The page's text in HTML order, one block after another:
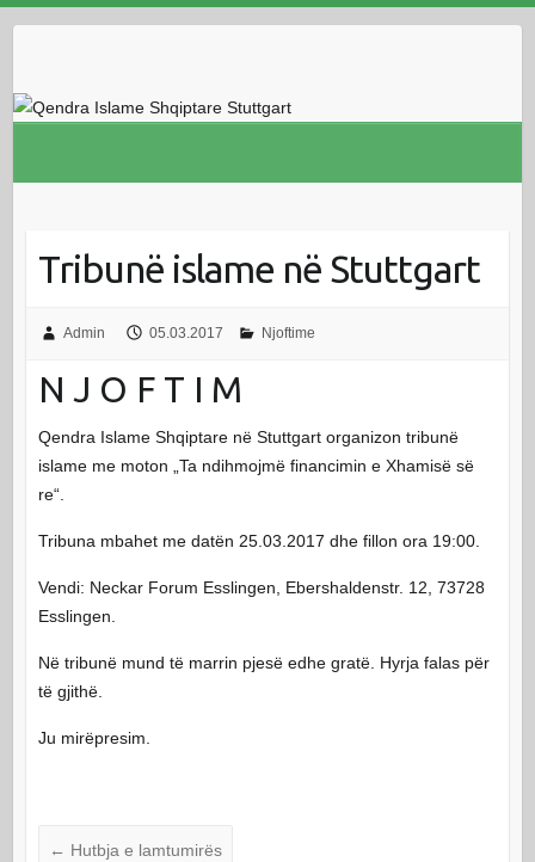
Tribunë islame në Stuttgart
Admin 05.03.2017 Njoftime
N J O F T I M
Qendra Islame Shqiptare në Stuttgart organizon tribunë
islame me moton „Ta ndihmojmë financimin e Xhamisë së
re“.
Tribuna mbahet me datën 25.03.2017 dhe fillon ora 19:00.
Vendi: Neckar Forum Esslingen, Ebershaldenstr. 12, 73728
Esslingen.
Në tribunë mund të marrin pjesë edhe gratë. Hyrja falas për
të gjithë.
Ju mirëpresim.
← Hutbja e lamtumirës